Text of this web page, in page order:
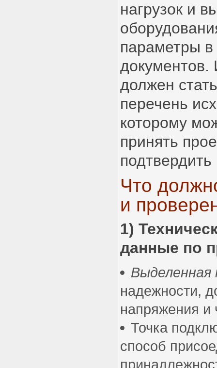
нагрузок и
параметры
документов.
должен
перечень
которому
принять
Что
и
1)
данные по
надежности,
напряжения и
Точка
способ